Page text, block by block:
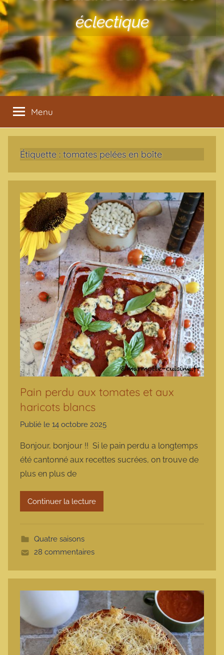
éclectique
Menu
Étiquette : tomates pelées en boîte
Pain perdu aux tomates et aux
haricots blancs
Publié le 14 octobre 2025
r
m
Bonjour, bonjour !! Si le pain perdu a longtemps
été cantonné aux recettes sucrées, on trouve de
plus en plus de
Continuer la lecture
Quatre saisons
28 commentaires